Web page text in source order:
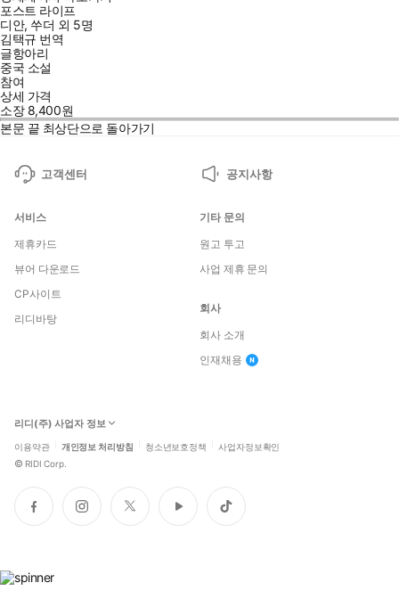
포스트 라이프
디안, 쑤더 외 5명
김택규 번역
글항아리
중국 소설
참여
상세 가격
소장 8,400원
본문 끝 최상단으로 돌아가기
고객센터 공지사항
서비스
제휴카드
뷰어 다운로드
CP사이트
리디바탕
기타 문의
원고 투고
사업 제휴 문의
회사
회사 소개
인재채용
리디(주) 사업자 정보
이용약관 개인정보 처리방침 청소년보호정책 사업자정보확인
© RIDI Corp.
페
이
인
스
트
위
유
튜
틱
톡